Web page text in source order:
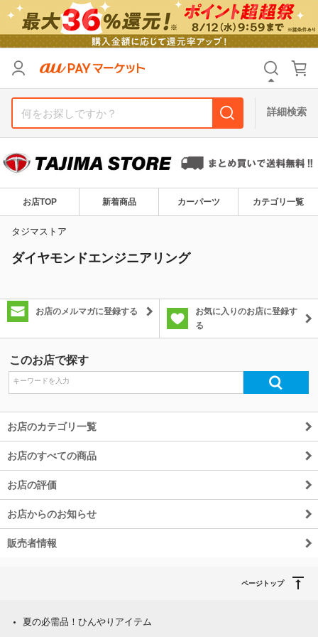
詳細検索
お店TOP 新着商品 カーパーツ カテゴリ一覧
タジマストア
ダイヤモンドエンジニアリング
お店のメルマガに登録する
お気に入りのお店に登録す
る
このお店で探す
お店のカテゴリ一覧
お店のすべての商品
お店の評価
お店からのお知らせ
販売者情報
ページトップ
夏の必需品！ひんやりアイテム
支払い方法
その他の条件
送料無料 タイムセール
Pontaパス特典対象すべて
サンキュー配送対象 レビューキャンペーン
キーワード
除外ワード